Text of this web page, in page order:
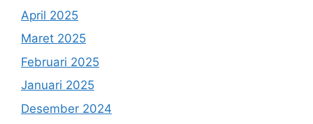
April 2025
Maret 2025
Februari 2025
Januari 2025
Desember 2024